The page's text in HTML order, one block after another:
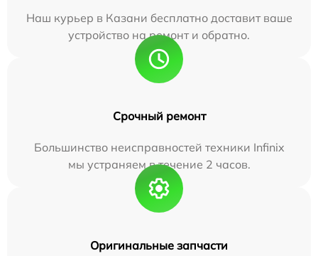
Наш курьер в Казани бесплатно доставит ваше
устройство на ремонт и обратно.
Срочный ремонт
Большинство неисправностей техники Infinix
мы устраняем в течение 2 часов.
Оригинальные запчасти